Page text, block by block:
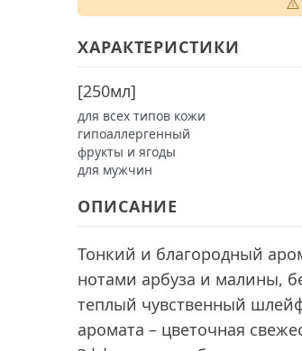
ХАРАКТЕРИСТИКИ
[250мл]
для всех типов кожи
гипоаллергенный
фрукты и ягоды
для мужчин
ОПИСАНИЕ
Тонкий и благородный
нотами арбуза и малины,
теплый чувственный
аромата – цветочная